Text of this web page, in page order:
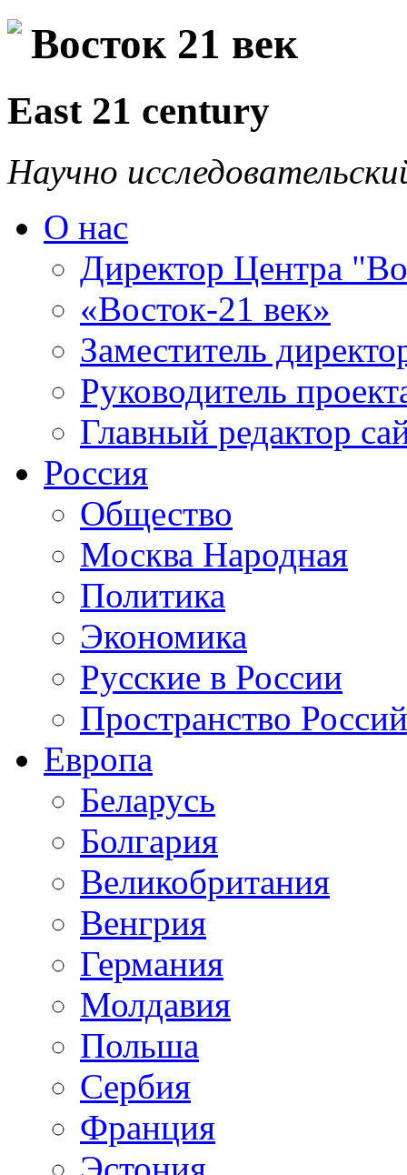
Восток 21 век
East 21 century
Научно
О нас
Директор Центра
«Восток-21 век»
Заместитель
Руководитель
Главный редактор
Россия
Общество
Москва Народная
Политика
Экономика
Русские в России
Пространство
Европа
Беларусь
Болгария
Великобритания
Венгрия
Германия
Молдавия
Польша
Сербия
Франция